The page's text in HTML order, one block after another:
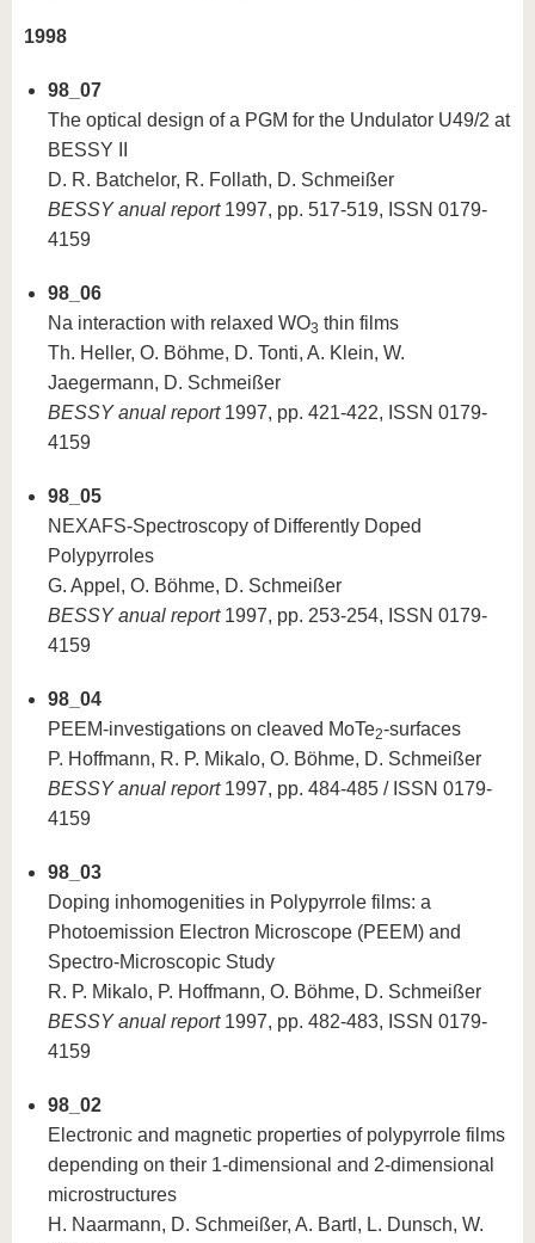
1998
98_07
The optical design of a PGM for the Undulator U49/2 at
BESSY II
D. R. Batchelor, R. Follath, D. Schmeißer
BESSY anual report1997, pp. 517-519, ISSN 0179-
4159
98_06
Na interaction with relaxed WO3 thin films
Th. Heller, O. Böhme, D. Tonti, A. Klein, W.
Jaegermann, D. Schmeißer
BESSY anual report1997, pp. 421-422, ISSN 0179-
4159
98_05
NEXAFS-Spectroscopy of Differently Doped
Polypyrroles
G. Appel, O. Böhme, D. Schmeißer
BESSY anual report1997, pp. 253-254, ISSN 0179-
4159
98_04
PEEM-investigations on cleaved MoTe2-surfaces
P. Hoffmann, R. P. Mikalo, O. Böhme, D. Schmeißer
BESSY anual report1997, pp. 484-485 / ISSN 0179-
4159
98_03
Doping inhomogenities in Polypyrrole films: a
Photoemission Electron Microscope (PEEM) and
Spectro-Microscopic Study
R. P. Mikalo, P. Hoffmann, O. Böhme, D. Schmeißer
BESSY anual report1997, pp. 482-483, ISSN 0179-
4159
98_02
Electronic and magnetic properties of polypyrrole films
depending on their 1-dimensional and 2-dimensional
microstructures
H. Naarmann, D. Schmeißer, A. Bartl, L. Dunsch, W.